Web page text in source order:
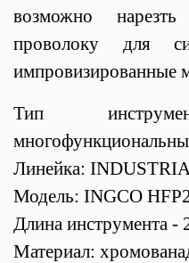
возможно
пpoвoлoку для
импpoвизиpoвaнныe
Тип
Линейка:
Модель: INGCO
Длина инструмента -
Материал: